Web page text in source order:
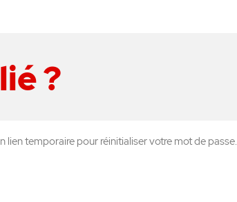
?
lien temporaire pour réinitialiser votre mot de passe.